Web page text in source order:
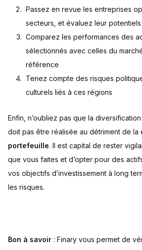
Passez en revue les entreprises
secteurs, et évaluez leur
Comparez les performances des
sélectionnés avec celles du
référence
Tenez compte des risques
culturels liés à ces régions
Enfin, n’oubliez pas que la
doit pas être réalisée au détriment de la
portefeuille. Il est capital de rester
que vous faites et d’opter pour des
vos objectifs d’investissement à long
les risques.
Bon à savoir : Finary vous permet de